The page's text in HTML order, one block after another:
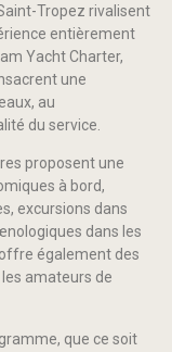
Tropez rivalisent
entièrement
Yacht Charter,
une
au
du service.
proposent une
à bord,
excursions dans
dans les
également des
amateurs de
que ce soit